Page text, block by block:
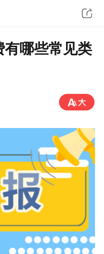
有哪些常见类